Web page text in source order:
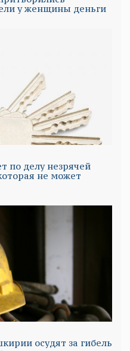
у женщины деньги
по делу незрячей
не может
осудят за гибель